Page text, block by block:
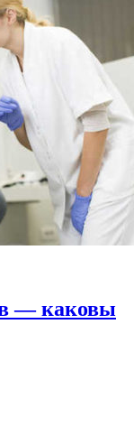
— каковы